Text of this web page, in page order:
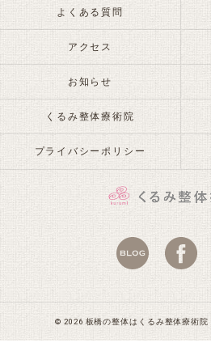
よくある質問
アクセス
お知らせ
くるみ整体療術院
プライバシーポリシー
© 2026 板橋の整体はくるみ整体療術院